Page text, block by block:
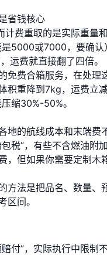
省钱核心
计费重取的是实际重
5000或7000，要确认
运费就直接翻了四倍。
免费合箱服务，在处
积重降到7kg，运费立
缩30%-50%。
地的航线成本和末端费
税”，有些不含燃油附
，但如果你需要定制
方法是把品名、数量、
区间。
付”，实际执行中限制